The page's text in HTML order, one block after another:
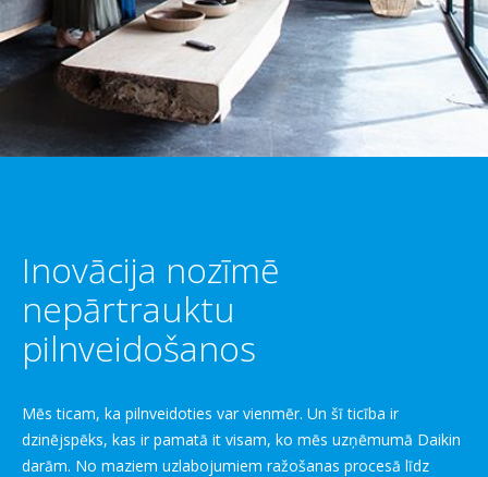
Inovācija nozīmē
nepārtrauktu
pilnveidošanos
Mēs ticam, ka pilnveidoties var vienmēr. Un šī ticība ir
dzinējspēks, kas ir pamatā it visam, ko mēs uzņēmumā Daikin
darām. No maziem uzlabojumiem ražošanas procesā līdz